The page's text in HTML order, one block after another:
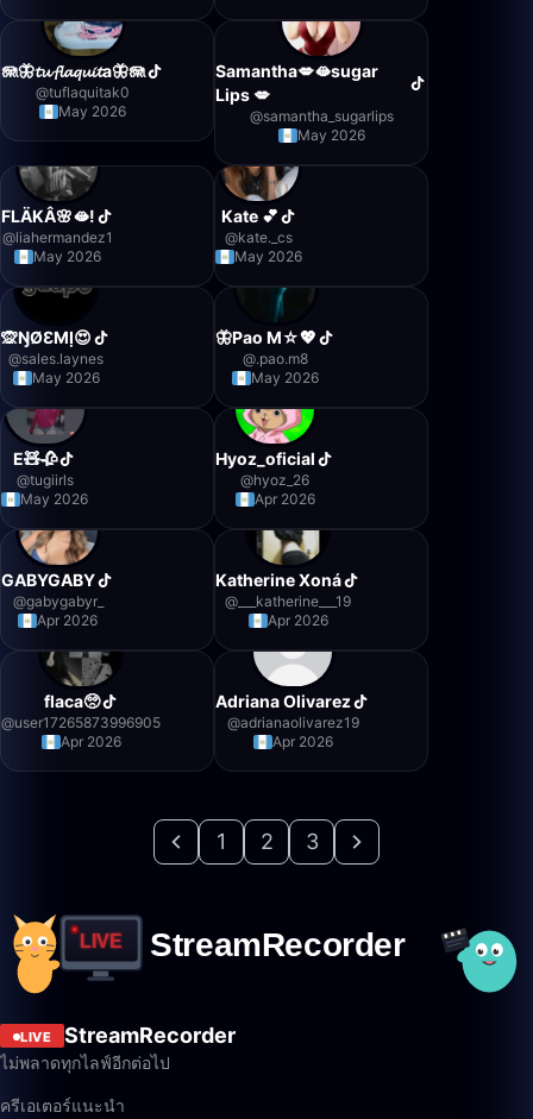
🪼🦋𝓽𝓾 𝓯𝓵𝓪𝓺𝓾𝓲𝓽a🦋🪼
@tuflaquitak0
May 2026
Samantha💋🫦sugar
Lips 💋
@samantha_sugarlips
May 2026
FLÄKÂ🌸🫦!
@liahermandez1
May 2026
Kate 💕
@kate._cs
May 2026
🙊ŊØƐMỊ😍
@sales.laynes
May 2026
🦋Pao M☆💖
@.pao.m8
May 2026
E🧸🥀
@tugiirls
May 2026
Hyoz_oficial
@hyoz_26
Apr 2026
GABYGABY
@gabygabyr_
Apr 2026
Katherine Xoná
@ ___katherine___19
Apr 2026
flaca🥺
@user17265873996905
Apr 2026
Adriana Olivarez
@adrianaolivarez19
Apr 2026
1 2 3
LIVE StreamRecorder
ไม่พลาดทุกไลฟ์อีกต่อไป
ครีเอเตอร์แนะนำ